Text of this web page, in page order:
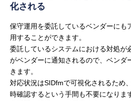
化される
保守運用を委託しているベンダーにも
用することができます。
委託しているシステムにおける対処が
がベンダーに通知されるので、ベンダ
きます。
対応状況はSIDfmで可視化されるため
時確認するという手間も不要になりま